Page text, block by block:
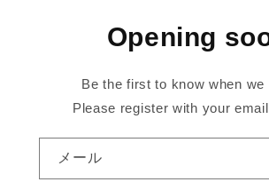
Opening
Be the first to know when we
Please register with your
メール